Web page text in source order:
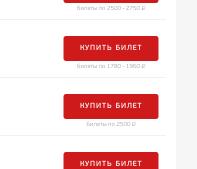
билеты по 2500 - 2750
КУПИТЬ БИЛЕТ
билеты по 1780 - 1960
КУПИТЬ БИЛЕТ
билеты по 2500
КУПИТЬ БИЛЕТ